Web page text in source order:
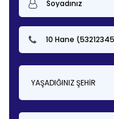
YAŞADIĞINIZ ŞEHIR